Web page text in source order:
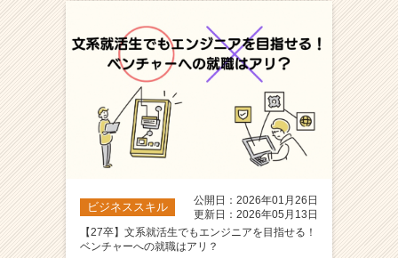
ビジネススキル
公開日：2026年01月26日
更新日：2026年05月13日
【27卒】文系就活生でもエンジニアを目指せる！
ベンチャーへの就職はアリ？